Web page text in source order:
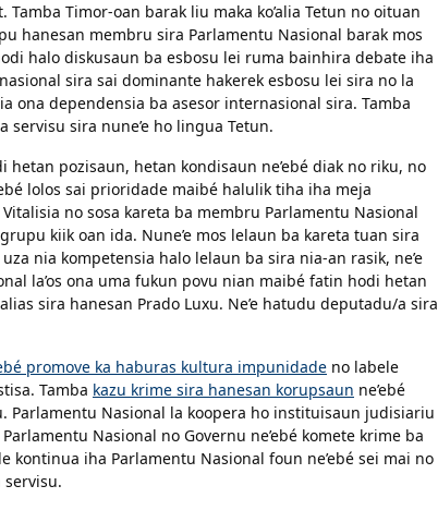
Timor-oan barak liu maka ko’alia Tetun no oituan
hanesan membru sira Parlamentu Nasional barak mos
halo diskusaun ba esbosu lei ruma bainhira debate iha
sira sai dominante hakerek esbosu lei sira no la
ona dependensia ba asesor internasional sira. Tamba
servisu sira nune’e ho lingua Tetun.
pozisaun, hetan kondisaun ne’ebé diak no riku, no
lolos sai prioridade maibé halulik tiha iha meja
no sosa kareta ba membru Parlamentu Nasional
kiik oan ida. Nune’e mos lelaun ba kareta tuan sira
nia kompetensia halo lelaun ba sira nia-an rasik, ne’e
la’os ona uma fukun povu nian maibé fatin hodi hetan
sira hanesan Prado Luxu. Ne’e hatudu deputadu/a sira
promove ka haburas kultura impunidade no labele
Tamba kazu krime sira hanesan korupsaun ne’ebé
Parlamentu Nasional la koopera ho instituisaun judisiariu
Nasional no Governu ne’ebé komete krime ba
kontinua iha Parlamentu Nasional foun ne’ebé sei mai no